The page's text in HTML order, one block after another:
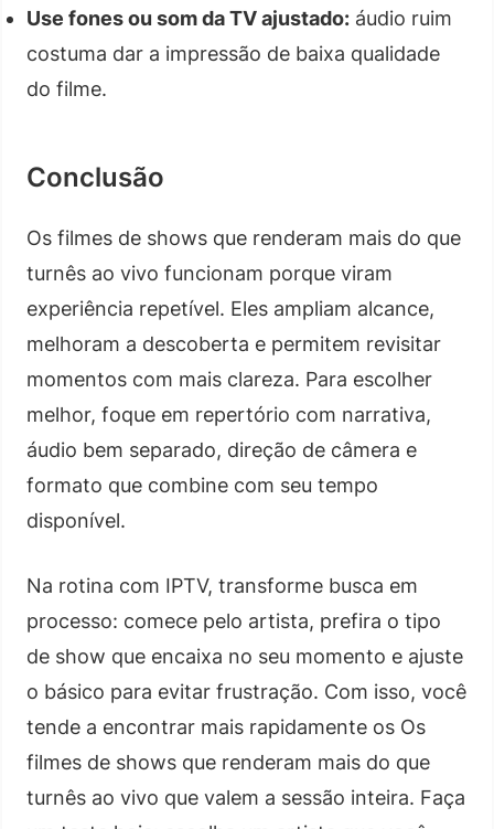
Use fones ou som da TV ajustado: áudio ruim
costuma dar a impressão de baixa qualidade
do filme.
Conclusão
Os filmes de shows que renderam mais do que
turnês ao vivo funcionam porque viram
experiência repetível. Eles ampliam alcance,
melhoram a descoberta e permitem revisitar
momentos com mais clareza. Para escolher
melhor, foque em repertório com narrativa,
áudio bem separado, direção de câmera e
formato que combine com seu tempo
disponível.
Na rotina com IPTV, transforme busca em
processo: comece pelo artista, prefira o tipo
de show que encaixa no seu momento e ajuste
o básico para evitar frustração. Com isso, você
tende a encontrar mais rapidamente os Os
filmes de shows que renderam mais do que
turnês ao vivo que valem a sessão inteira. Faça